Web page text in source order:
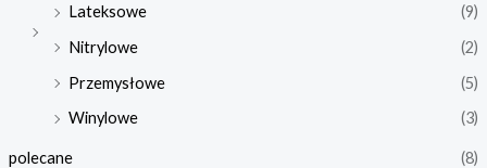
Lateksowe
(9)
Nitrylowe
(2)
Przemysłowe
(5)
Winylowe
(3)
polecane (8)